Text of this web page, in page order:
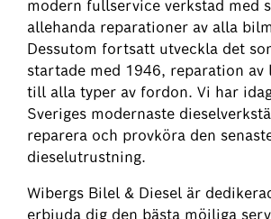
modern fullservice verkstad med
allehanda reparationer av alla
Dessutom fortsatt utveckla det
startade med 1946, reparation av
till alla typer av fordon. Vi har
Sveriges modernaste
reparera och provköra den
dieselutrustning.
Wibergs Bilel & Diesel är